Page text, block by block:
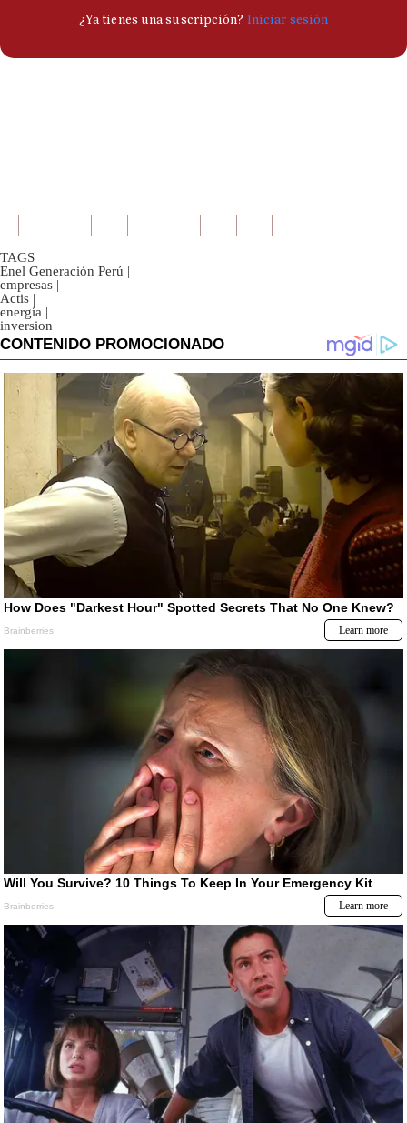
TAGS
Enel Generación Perú |
empresas |
Actis |
energía |
inversion